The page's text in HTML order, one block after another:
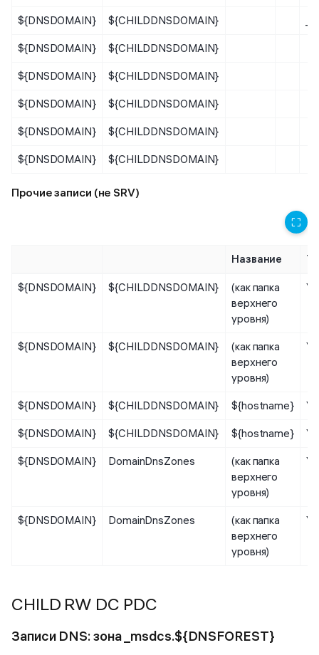
${DNSDOMAIN} ${CHILDDNSDOMAIN}
${DNSDOMAIN} ${CHILDDNSDOMAIN}
${DNSDOMAIN} ${CHILDDNSDOMAIN}
${DNSDOMAIN} ${CHILDDNSDOMAIN}
${DNSDOMAIN} ${CHILDDNSDOMAIN}
${DNSDOMAIN} ${CHILDDNSDOMAIN}
Прочие записи (не SRV)
⛶
Название
${DNSDOMAIN} ${CHILDDNSDOMAIN}
(как папка
верхнего
уровня)
${DNSDOMAIN} ${CHILDDNSDOMAIN}
(как папка
верхнего
уровня)
${DNSDOMAIN} ${CHILDDNSDOMAIN} ${hostname}
${DNSDOMAIN} ${CHILDDNSDOMAIN} ${hostname}
${DNSDOMAIN} DomainDnsZones
(как папка
верхнего
уровня)
${DNSDOMAIN} DomainDnsZones
(как папка
верхнего
уровня)
CHILD RW DC PDC
Записи DNS: зона _msdcs.${DNSFOREST}